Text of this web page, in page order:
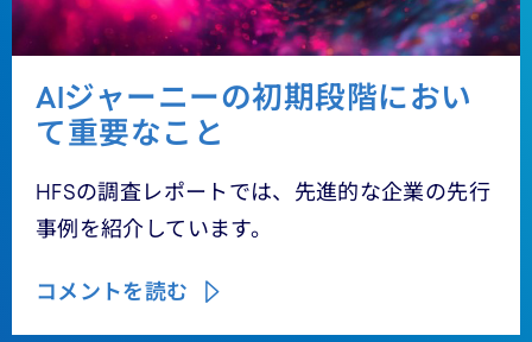
AIジャーニーの初期段階におい
て重要なこと
HFSの調査レポートでは、先進的な企業の先行
事例を紹介しています。
コメントを読む